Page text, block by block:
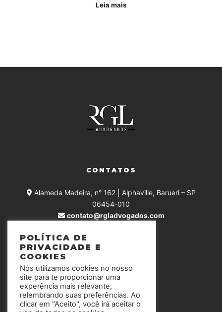
Leia mais
CONTATOS
Alameda Madeira, n° 162 | Alphaville, Barueri – SP
06454-010
contato@rgladvogados.com
SIGA-NOS
POLÍTICA DE
PRIVACIDADE E
COOKIES
Nós utilizamos cookies no nosso
site para te proporcionar uma
experência mais relevante,
relembrando suas preferências. Ao
clicar em "Aceito", você irá aceitar o